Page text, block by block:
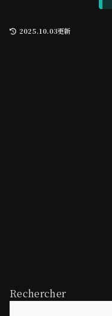
2025.10.03更新
Rechercher